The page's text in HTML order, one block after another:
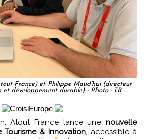
France) et Philippe Maud’hui (directeur
et développement durable) - Photo : TB
Atout France lance une nouvelle
& Innovation , accessible à